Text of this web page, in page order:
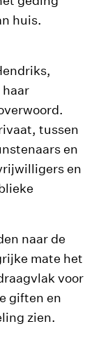
huis.
tussen
en
en
naar de
mate het
voor
giften en
zien.